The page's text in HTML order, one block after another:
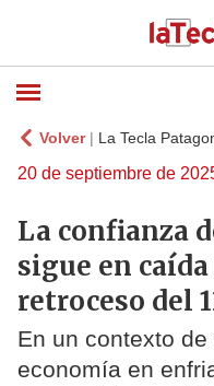
Volver| La Tecla
20 de septiembre de
La confianza
sigue en
retroceso del
En un contexto
economía en